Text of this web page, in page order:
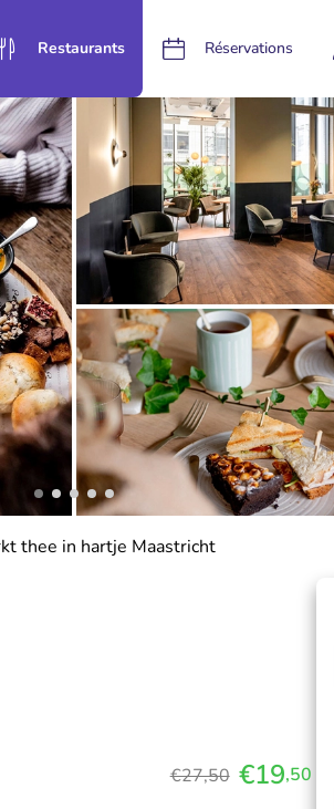
Restaurants Réservations
thee in hartje Maastricht
€27,50 €19,50